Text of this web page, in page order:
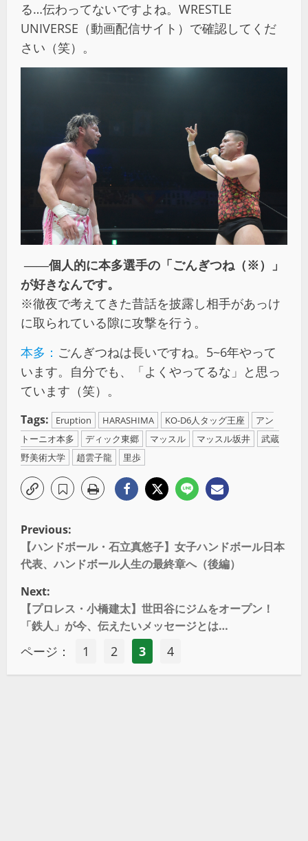
る…伝わってないですよね。WRESTLE
UNIVERSE（動画配信サイト）で確認してくだ
さい（笑）。
――個人的に本多選手の「ごんぎつね（※）」
が好きなんです。
※徹夜で考えてきた昔話を披露し相手があっけ
に取られている隙に攻撃を行う。
本多： ごんぎつねは長いですね。5~6年やって
います。自分でも、「よくやってるな」と思っ
ています（笑）。
Tags: Eruption HARASHIMA KO-D6人タッグ王座
アン
トーニオ本多
ディック東郷 マッスル マッスル坂井
武蔵
野美術大学
趙雲子龍 里歩
Previous:
【ハンドボール・石立真悠子】女子ハンドボール日本
代表、ハンドボール人生の最終章へ（後編）
Next:
【プロレス・小橋建太】世田谷にジムをオープン！
「鉄人」が今、伝えたいメッセージとは…
ページ： 1 2 3 4